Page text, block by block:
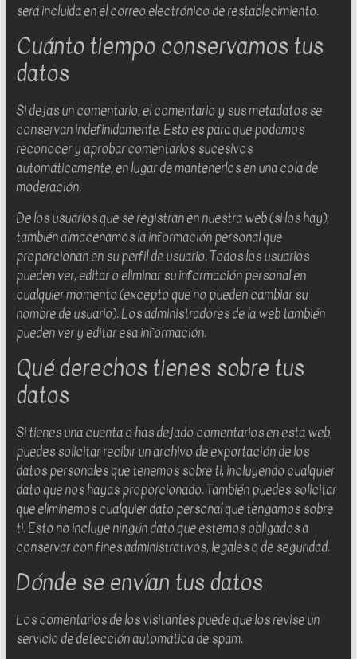
será incluida en el correo electrónico de restablecimiento.
Cuánto tiempo conservamos tus
datos
Si dejas un comentario, el comentario y sus metadatos se
conservan indefinidamente. Esto es para que podamos
reconocer y aprobar comentarios sucesivos
automáticamente, en lugar de mantenerlos en una cola de
moderación.
De los usuarios que se registran en nuestra web (si los hay),
también almacenamos la información personal que
proporcionan en su perfil de usuario. Todos los usuarios
pueden ver, editar o eliminar su información personal en
cualquier momento (excepto que no pueden cambiar su
nombre de usuario). Los administradores de la web también
pueden ver y editar esa información.
Qué derechos tienes sobre tus
datos
Si tienes una cuenta o has dejado comentarios en esta web,
puedes solicitar recibir un archivo de exportación de los
datos personales que tenemos sobre ti, incluyendo cualquier
dato que nos hayas proporcionado. También puedes solicitar
que eliminemos cualquier dato personal que tengamos sobre
ti. Esto no incluye ningún dato que estemos obligados a
conservar con fines administrativos, legales o de seguridad.
Dónde se envían tus datos
Los comentarios de los visitantes puede que los revise un
servicio de detección automática de spam.